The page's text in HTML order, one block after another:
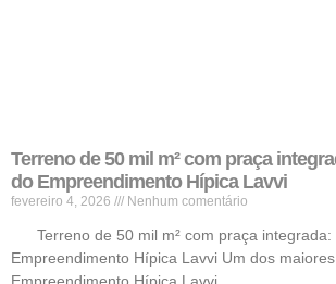
Terreno de 50 mil m² com praça
do Empreendimento Hípica Lavvi
fevereiro 4, 2026 Nenhum comentário
Terreno de 50 mil m² com praça integrada:
Empreendimento Hípica Lavvi Um dos
Empreendimento Hípica Lavvi